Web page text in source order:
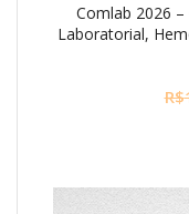
Comlab 2026
Laboratorial,
R$